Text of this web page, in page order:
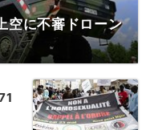
空に不審ドローン